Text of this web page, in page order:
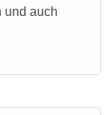
und auch